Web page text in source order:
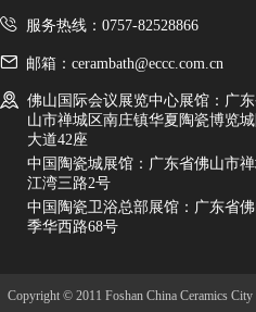
服务热线：0757-82528866
邮箱：cerambath@eccc.com.cn
佛山国际会议展览中心展馆：广
山市禅城区南庄镇华夏陶瓷博览
大道42座
中国陶瓷城展馆：广东省佛山市禅
江湾三路2号
中国陶瓷卫浴总部展馆：广东省
季华西路68号
Copyright © 2011 Foshan China Ceramics